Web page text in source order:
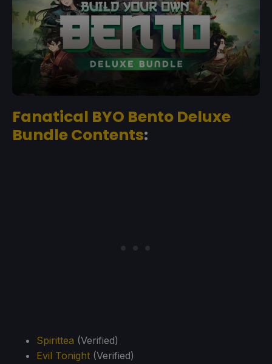
Fanatical BYO Bento Deluxe
Bundle Contents:
Spirittea (Verified)
Evil Tonight (Verified)